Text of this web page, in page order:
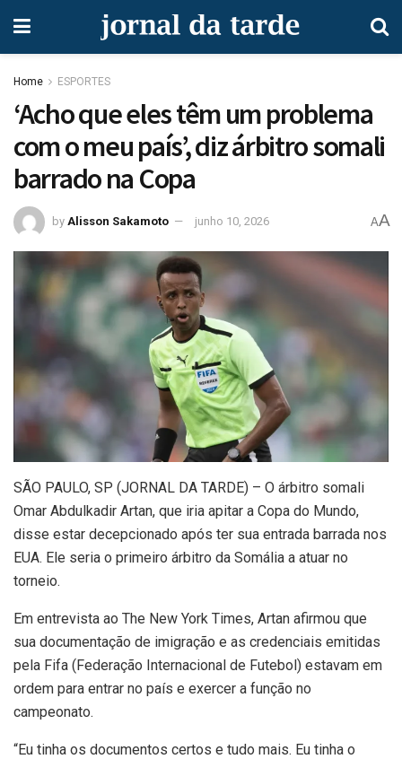
Home ESPORTES
‘Acho que eles têm um problema
com o meu país’, diz árbitro somali
barrado na Copa
by Alisson Sakamoto junho 10, 2026 AA
SÃO PAULO, SP (JORNAL DA TARDE) – O árbitro somali
Omar Abdulkadir Artan, que iria apitar a Copa do Mundo,
disse estar decepcionado após ter sua entrada barrada nos
EUA. Ele seria o primeiro árbitro da Somália a atuar no
torneio.
Em entrevista ao The New York Times, Artan afirmou que
sua documentação de imigração e as credenciais emitidas
pela Fifa (Federação Internacional de Futebol) estavam em
ordem para entrar no país e exercer a função no
campeonato.
“Eu tinha os documentos certos e tudo mais. Eu tinha o